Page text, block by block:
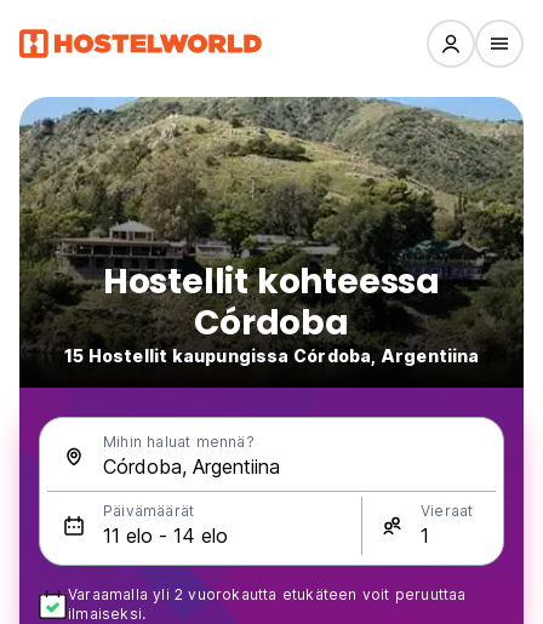
Hostellit kohteessa
Córdoba
15 Hostellit kaupungissa Córdoba, Argentiina
Mihin haluat mennä?
Päivämäärät Vieraat
Varaamalla yli 2 vuorokautta etukäteen voit peruuttaa
ilmaiseksi.